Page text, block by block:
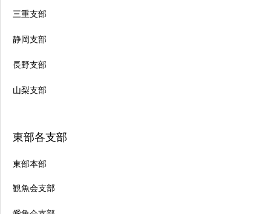
三重支部
静岡支部
長野支部
山梨支部
東部各支部
東部本部
観魚会支部